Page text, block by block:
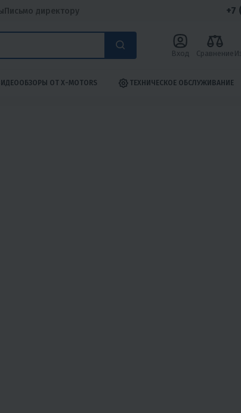
Письмо директору +7
Вход Сравнение
ОТ X-MOTORS ТЕХНИЧЕСКОЕ ОБСЛУЖИВАНИЕ